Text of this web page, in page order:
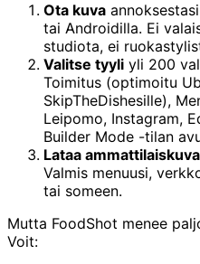
Ota kuva
tai Androidilla. Ei
studiota, ei
Valitse tyyli yli 200
Toimitus (optimoitu
SkipTheDishesille),
Leipomo, Instagram,
Builder Mode -tilan
Lataa
Valmis menuusi,
tai someen.
Mutta FoodShot menee
Voit: